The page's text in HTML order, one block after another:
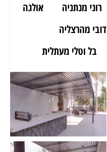
רוני מנתניה
אולגה
דובי מהרצליה
בל וטלי מעתלית